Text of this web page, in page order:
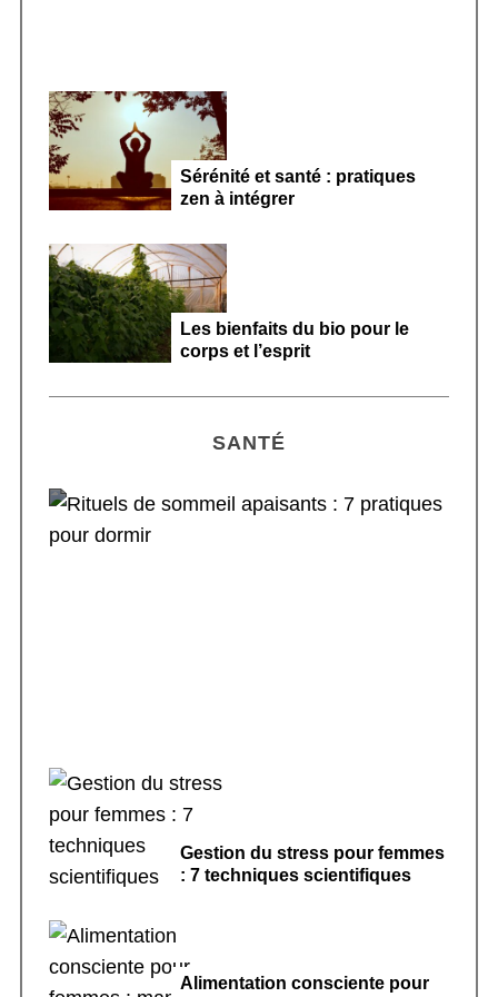
Sérénité et santé : pratiques
zen à intégrer
Les bienfaits du bio pour le
corps et l’esprit
SANTÉ
Gestion du stress pour femmes
: 7 techniques scientifiques
Alimentation consciente pour